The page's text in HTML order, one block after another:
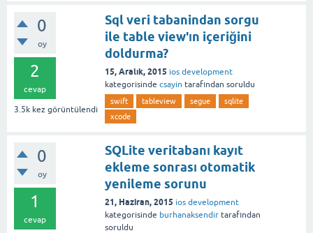
0
oy
2
cevap
3.5k kez görüntülendi
Sql veri tabanindan sorgu
ile table view'ın içeriğini
doldurma?
15, Aralık, 2015 ios development
kategorisinde csayin tarafından soruldu
swift tableview segue
sqlite
xcode
0
oy
1
cevap
SQLite veritabanı kayıt
ekleme sonrası otomatik
yenileme sorunu
21, Haziran, 2015 ios development
kategorisinde burhanaksendir tarafından
soruldu